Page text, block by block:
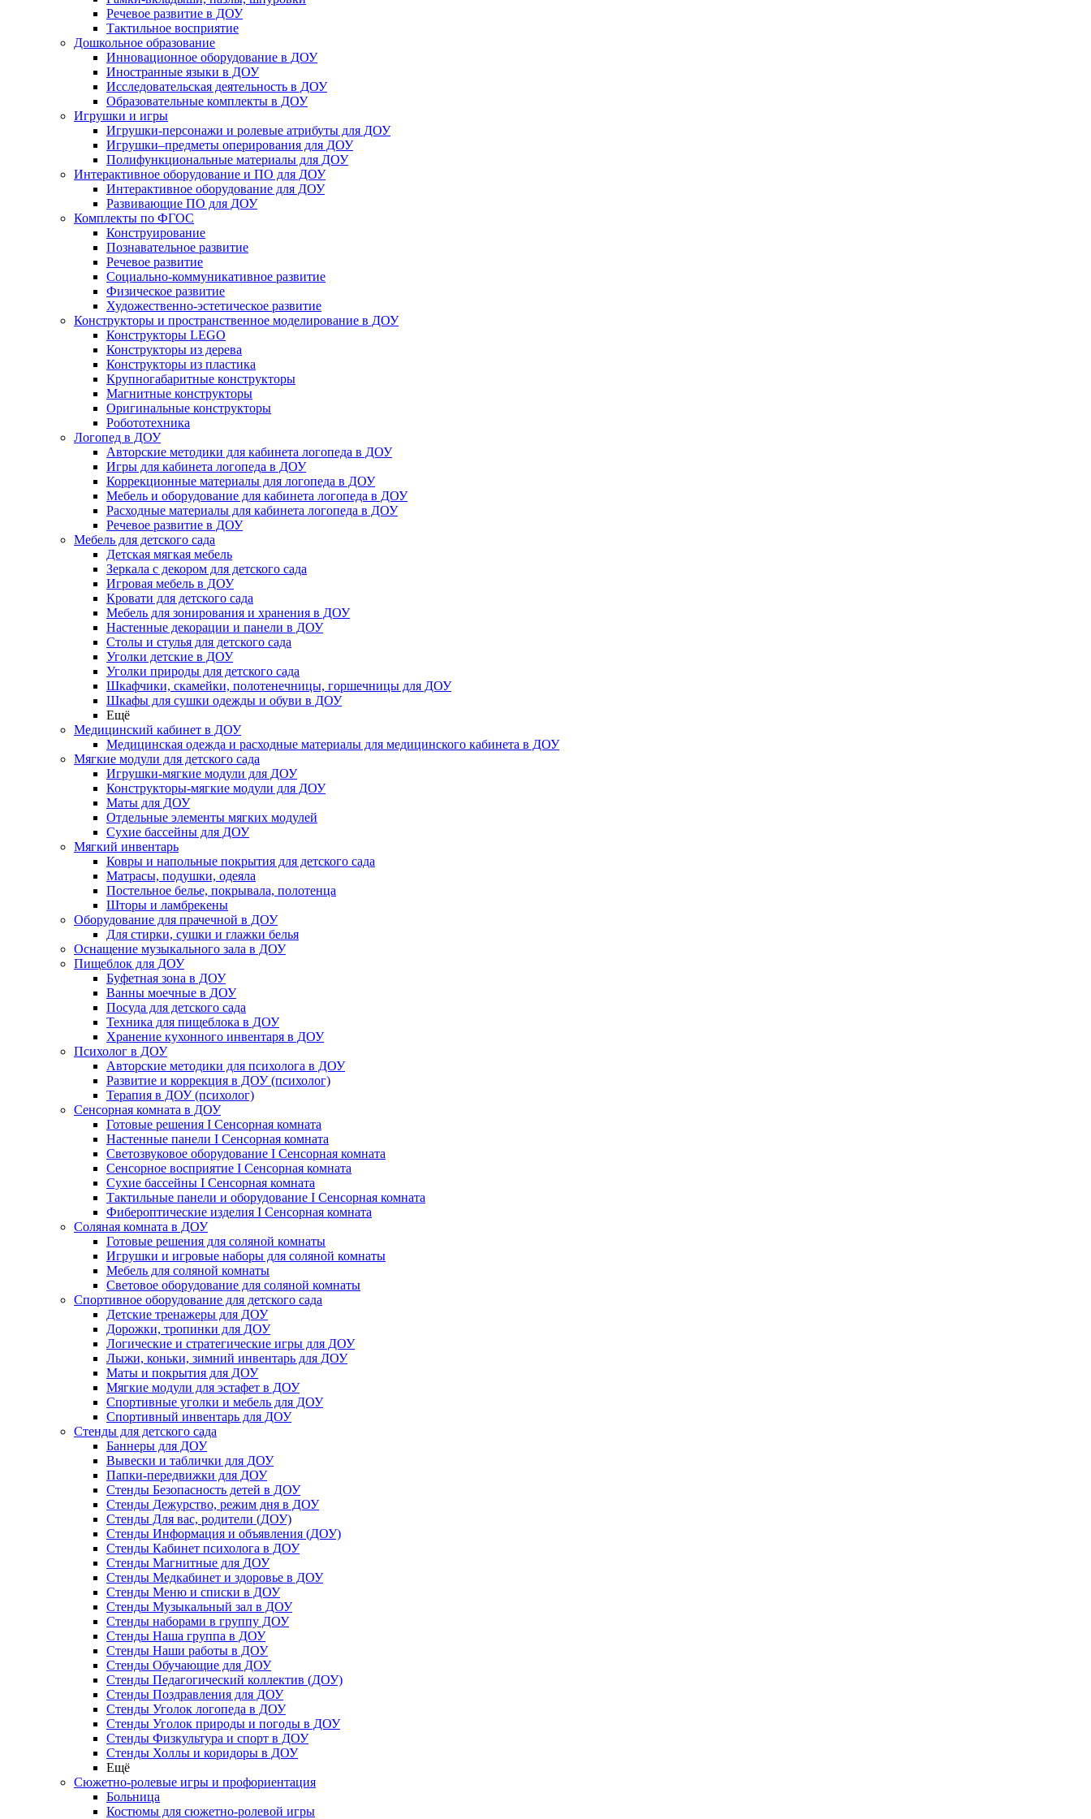
Речевое развитие в ДОУ
Тактильное восприятие
Дошкольное образование
Инновационное оборудование в ДОУ
Иностранные языки в ДОУ
Исследовательская деятельность в ДОУ
Образовательные комплекты в ДОУ
Игрушки и игры
Игрушки-персонажи и ролевые атрибуты для ДОУ
Игрушки–предметы оперирования для ДОУ
Полифункциональные материалы для ДОУ
Интерактивное оборудование и ПО для ДОУ
Интерактивное оборудование для ДОУ
Развивающие ПО для ДОУ
Комплекты по ФГОС
Конструирование
Познавательное развитие
Речевое развитие
Социально-коммуникативное развитие
Физическое развитие
Художественно-эстетическое развитие
Конструкторы и пространственное моделирование в ДОУ
Конструкторы LEGO
Конструкторы из дерева
Конструкторы из пластика
Крупногабаритные конструкторы
Магнитные конструкторы
Оригинальные конструкторы
Робототехника
Логопед в ДОУ
Авторские методики для кабинета логопеда в ДОУ
Игры для кабинета логопеда в ДОУ
Коррекционные материалы для логопеда в ДОУ
Мебель и оборудование для кабинета логопеда в ДОУ
Расходные материалы для кабинета логопеда в ДОУ
Речевое развитие в ДОУ
Мебель для детского сада
Детская мягкая мебель
Зеркала с декором для детского сада
Игровая мебель в ДОУ
Кровати для детского сада
Мебель для зонирования и хранения в ДОУ
Настенные декорации и панели в ДОУ
Столы и стулья для детского сада
Уголки детские в ДОУ
Уголки природы для детского сада
Шкафчики, скамейки, полотенечницы, горшечницы для ДОУ
Шкафы для сушки одежды и обуви в ДОУ
Ещё
Медицинский кабинет в ДОУ
Медицинская одежда и расходные материалы для медицинского кабинета в ДОУ
Мягкие модули для детского сада
Игрушки-мягкие модули для ДОУ
Конструкторы-мягкие модули для ДОУ
Маты для ДОУ
Отдельные элементы мягких модулей
Сухие бассейны для ДОУ
Мягкий инвентарь
Ковры и напольные покрытия для детского сада
Матрасы, подушки, одеяла
Постельное белье, покрывала, полотенца
Шторы и ламбрекены
Оборудование для прачечной в ДОУ
Для стирки, сушки и глажки белья
Оснащение музыкального зала в ДОУ
Пищеблок для ДОУ
Буфетная зона в ДОУ
Ванны моечные в ДОУ
Посуда для детского сада
Техника для пищеблока в ДОУ
Хранение кухонного инвентаря в ДОУ
Психолог в ДОУ
Авторские методики для психолога в ДОУ
Развитие и коррекция в ДОУ (психолог)
Терапия в ДОУ (психолог)
Сенсорная комната в ДОУ
Готовые решения I Сенсорная комната
Настенные панели I Сенсорная комната
Светозвуковое оборудование I Сенсорная комната
Сенсорное восприятие I Сенсорная комната
Сухие бассейны I Сенсорная комната
Тактильные панели и оборудование I Сенсорная комната
Фибероптические изделия I Сенсорная комната
Соляная комната в ДОУ
Готовые решения для соляной комнаты
Игрушки и игровые наборы для соляной комнаты
Мебель для соляной комнаты
Световое оборудование для соляной комнаты
Спортивное оборудование для детского сада
Детские тренажеры для ДОУ
Дорожки, тропинки для ДОУ
Логические и стратегические игры для ДОУ
Лыжи, коньки, зимний инвентарь для ДОУ
Маты и покрытия для ДОУ
Мягкие модули для эстафет в ДОУ
Спортивные уголки и мебель для ДОУ
Спортивный инвентарь для ДОУ
Стенды для детского сада
Баннеры для ДОУ
Вывески и таблички для ДОУ
Папки-передвижки для ДОУ
Стенды Безопасность детей в ДОУ
Стенды Дежурство, режим дня в ДОУ
Стенды Для вас, родители (ДОУ)
Стенды Информация и объявления (ДОУ)
Стенды Кабинет психолога в ДОУ
Стенды Магнитные для ДОУ
Стенды Медкабинет и здоровье в ДОУ
Стенды Меню и списки в ДОУ
Стенды Музыкальный зал в ДОУ
Стенды наборами в группу ДОУ
Стенды Наша группа в ДОУ
Стенды Наши работы в ДОУ
Стенды Обучающие для ДОУ
Стенды Педагогический коллектив (ДОУ)
Стенды Поздравления для ДОУ
Стенды Уголок логопеда в ДОУ
Стенды Уголок природы и погоды в ДОУ
Стенды Физкультура и спорт в ДОУ
Стенды Холлы и коридоры в ДОУ
Ещё
Сюжетно-ролевые игры и профориентация
Больница
Костюмы для сюжетно-ролевой игры